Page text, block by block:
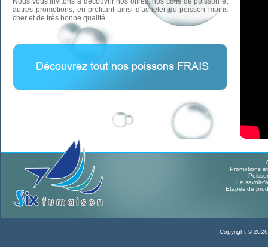
autres promotions, en profitant ainsi d'acheter du poisson moins
cher et de très bonne qualité.
Promotions
Le savoir-
Etapes de
Copyright ©